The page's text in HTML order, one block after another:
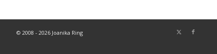
© 2008 - 2026 Joanika Ring